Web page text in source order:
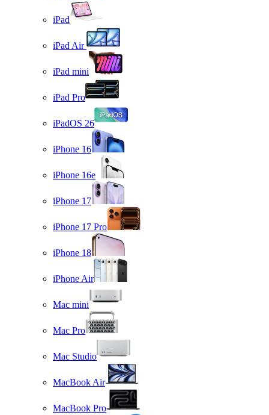
iPad
iPad Air
iPad mini
iPad Pro
iPadOS 26
iPhone 16
iPhone 16e
iPhone 17
iPhone 17 Pro
iPhone 18
iPhone Air
Mac mini
Mac Pro
Mac Studio
MacBook Air
MacBook Pro